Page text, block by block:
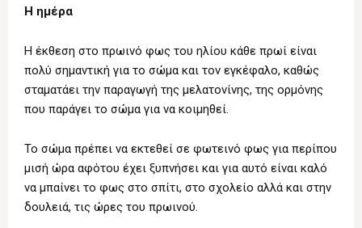
Η ημέρα
Η έκθεση στο πρωινό φως του ηλίου κάθε πρωί είναι
πολύ σημαντική για το σώμα και τον εγκέφαλο, καθώς
σταματάει την παραγωγή της μελατονίνης, της ορμόνης
που παράγει το σώμα για να κοιμηθεί.
Το σώμα πρέπει να εκτεθεί σε φωτεινό φως για περίπου
μισή ώρα αφότου έχει ξυπνήσει και για αυτό είναι καλό
να μπαίνει το φως στο σπίτι, στο σχολείο αλλά και στην
δουλειά, τις ώρες του πρωινού.